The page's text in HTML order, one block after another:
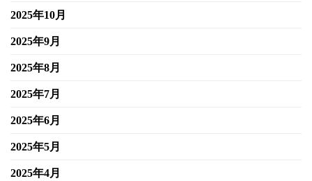
2025年10月
2025年9月
2025年8月
2025年7月
2025年6月
2025年5月
2025年4月